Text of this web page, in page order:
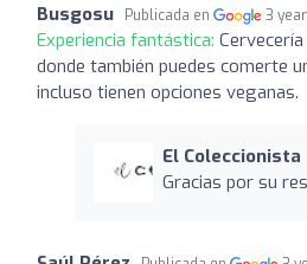
Busgosu Publicada en 3
Experiencia fantástica:
donde también puedes comerte
incluso tienen opciones veganas.
El Coleccionista
Gracias por su